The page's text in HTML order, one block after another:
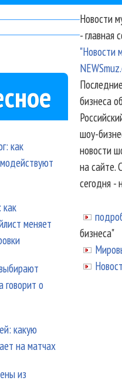
как
меняет
говорит о
какую
на матчах
из
Новости
- главная
"Новости
бизнеса
шоу-
новости
на сайте.
сегодня -
бизнеса"